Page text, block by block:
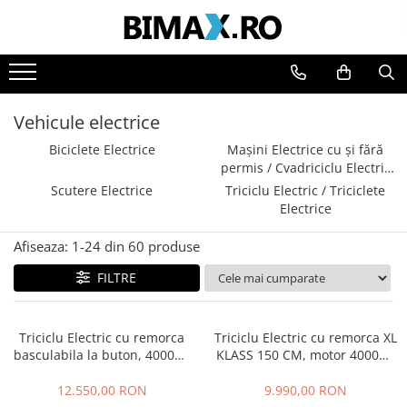
Toate Produsele
Triciclete Electrice
⬇ TIPURI
➔ Cu 1 Loc
➔ Acoperita
➔ Adulti - 2 Locuri
➔ Adulti - cu Cabina
➔ Cu 3 Roti
➔ Cu Cabina fara Permis
➔ Cu Cabina Inchisa
➔ Cu Remorca
Vehicule electrice
Biciclete Electrice
Mașini Electrice cu și fără
permis / Cvadriciclu Electric
Fara Permis
Scutere Electrice
Triciclu Electric / Triciclete
Electrice
Afiseaza: 1-24 din 60 produse
FILTRE
Triciclu Electric cu remorca
basculabila la buton, 4000W,
HIDRAULIC, CIV inclus
12.550,00 RON
Triciclu Electric cu remorca XL
KLASS 150 CM, motor 4000W,
Omologata, CIV inclus
9.990,00 RON